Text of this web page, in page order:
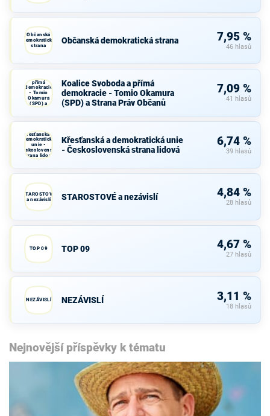
Občanská
demokratická
strana
Občanská demokratická strana 7,95 %
46 hlasů
Koalice
přímá
demokracie
- Tomio
Okamura
(SPD) a
Strana Práv
Koalice Svoboda a přímá
demokracie - Tomio Okamura
(SPD) a Strana Práv Občanů
7,09 %
41 hlasů
Křesťanská a
demokratická
unie -
Československá
strana lidová
Křesťanská a demokratická unie
- Československá strana lidová
6,74 %
39 hlasů
STAROSTOVÉ
a nezávislí
STAROSTOVÉ a nezávislí 4,84 %
28 hlasů
TOP 09 TOP 09 4,67 %
27 hlasů
NEZÁVISLÍ NEZÁVISLÍ 3,11 %
18 hlasů
Nejnovější příspěvky k tématu